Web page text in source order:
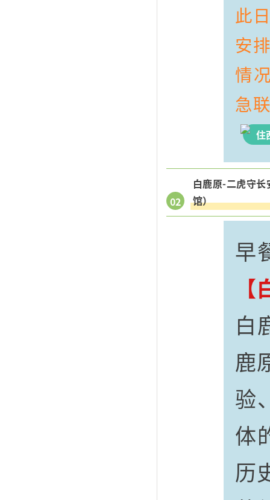
此
安
情
急
住
02
白鹿原-二虎守
馆）
早
白
鹿
验
体
历